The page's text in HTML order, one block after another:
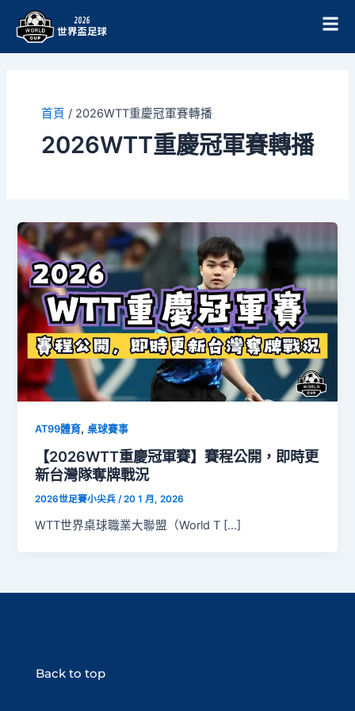
首頁 / 2026WTT重慶冠軍賽轉播
2026WTT重慶冠軍賽轉播
AT99體育,桌球賽事
【2026WTT重慶冠軍賽】賽程公開，即時更
新台灣隊奪牌戰況
2026世足賽小尖兵/20 1 月, 2026
WTT世界桌球職業大聯盟（World T […]
Back to top